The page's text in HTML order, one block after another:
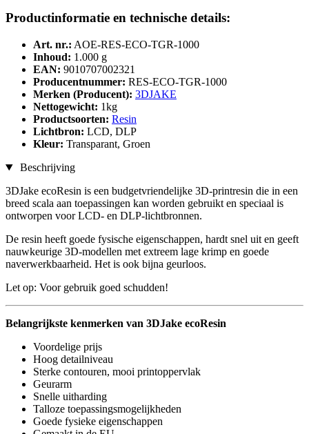
Productinformatie en technische details:
Art. nr.: AOE-RES-ECO-TGR-1000
Inhoud: 1.000 g
EAN: 9010707002321
Producentnummer: RES-ECO-TGR-1000
Merken (Producent): 3DJAKE
Nettogewicht: 1kg
Productsoorten: Resin
Lichtbron: LCD, DLP
Kleur: Transparant, Groen
Beschrijving
3DJake ecoResin is een budgetvriendelijke 3D-printresin die in een
breed scala aan toepassingen kan worden gebruikt en speciaal is
ontworpen voor LCD- en DLP-lichtbronnen.
De resin heeft goede fysische eigenschappen, hardt snel uit en geeft
nauwkeurige 3D-modellen met extreem lage krimp en goede
naverwerkbaarheid. Het is ook bijna geurloos.
Let op: Voor gebruik goed schudden!
Belangrijkste kenmerken van 3DJake ecoResin
Voordelige prijs
Hoog detailniveau
Sterke contouren, mooi printoppervlak
Geurarm
Snelle uitharding
Talloze toepassingsmogelijkheden
Goede fysieke eigenschappen